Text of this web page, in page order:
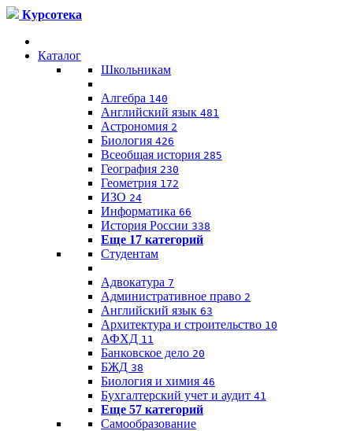
Курсотека
Каталог
Школьникам
Алгебра 140
Английский язык 481
Астрономия 2
Биология 426
Всеобщая история 285
География 230
Геометрия 172
ИЗО 24
Информатика 66
История России 338
Еще 17 категорий
Студентам
Адвокатура 7
Административное право 2
Английский язык 63
Архитектура и строительство 10
АФХД 11
Банковское дело 20
БЖД 38
Биология и химия 46
Бухгалтерский учет и аудит 41
Еще 57 категорий
Самообразование